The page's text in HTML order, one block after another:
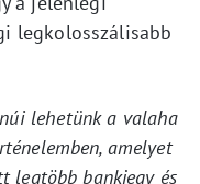
legkolosszálisabb
lehetünk a valaha
amelyet
legtöbb bankjegy és